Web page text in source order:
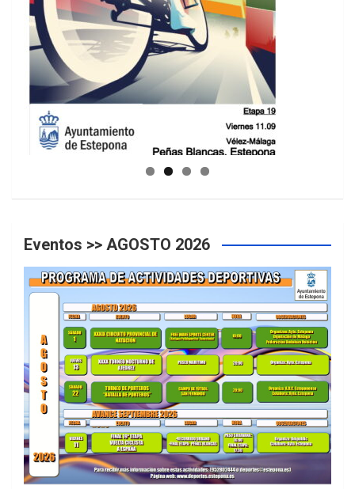
GUIA DE INSTALACIONES DEPORTIVAS
Eventos >> AGOSTO 2026